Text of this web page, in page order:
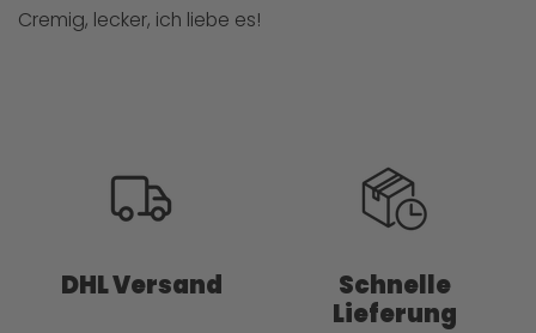
Cremig, lecker, ich liebe es!
DHL Versand
Schnelle
Lieferung